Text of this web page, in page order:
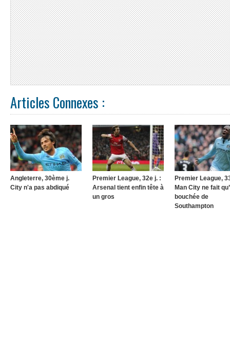
Articles Connexes :
Angleterre, 30ème j.
City n'a pas abdiqué
Premier League, 32e j. :
Arsenal tient enfin tête à
un gros
Premier League,
Man City ne fait
bouchée de
Southampton